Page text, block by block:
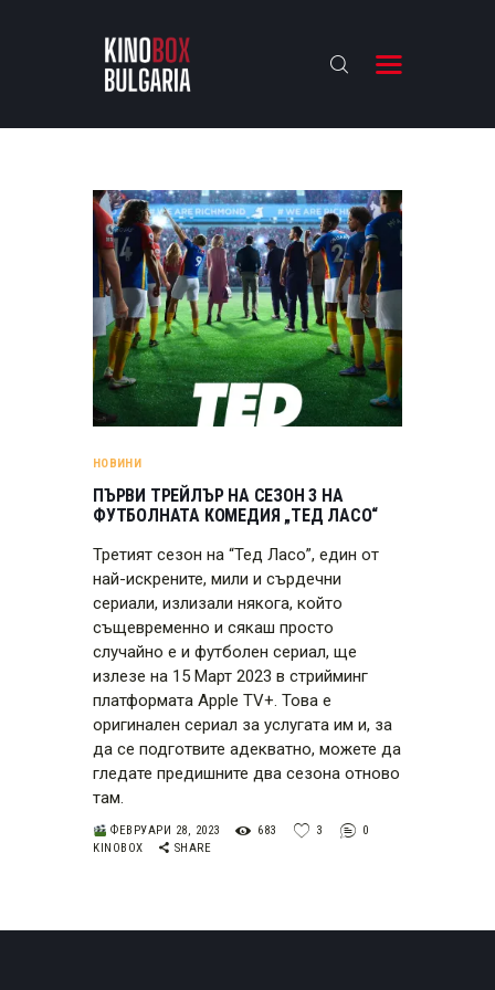
KINOBOX BULGARIA
АНАЛИЗИ
БАХТИ НАГРАДИТЕ
ИНТЕРВЮТА
ЗА НАС
НОВИНИ
ПЪРВИ ТРЕЙЛЪР НА СЕЗОН 3 НА
ФУТБОЛНАТА КОМЕДИЯ „ТЕД ЛАСО“
Третият сезон на “Тед Ласо”, един от
най-искрените, мили и сърдечни
сериали, излизали някога, който
същевременно и сякаш просто
случайно е и футболен сериал, ще
излезе на 15 Март 2023 в стрийминг
платформата Apple TV+. Това е
оригинален сериал за услугата им и, за
да се подготвите адекватнo, можете да
гледате предишните два сезона отново
там.
ФЕВРУАРИ 28, 2023 683 3
0
KINOBOX
SHARE